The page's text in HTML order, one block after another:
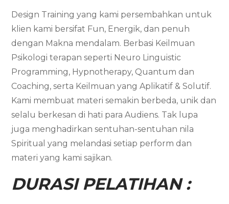
Design Training yang kami persembahkan untuk
klien kami bersifat Fun, Energik, dan penuh
dengan Makna mendalam. Berbasi Keilmuan
Psikologi terapan seperti Neuro Linguistic
Programming, Hypnotherapy, Quantum dan
Coaching, serta Keilmuan yang Aplikatif & Solutif.
Kami membuat materi semakin berbeda, unik dan
selalu berkesan di hati para Audiens. Tak lupa
juga menghadirkan sentuhan-sentuhan nila
Spiritual yang melandasi setiap perform dan
materi yang kami sajikan.
DURASI PELATIHAN :